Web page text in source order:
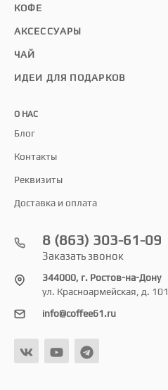
КОФЕ
АКСЕССУАРЫ
ЧАЙ
ИДЕИ ДЛЯ ПОДАРКОВ
О НАС
Блог
Контакты
Реквизиты
Доставка и оплата
8 (863) 303-61-09
Заказать звонок
344000, г. Ростов-на-Дону
ул. Красноармейская, д. 101
info@coffee61.ru